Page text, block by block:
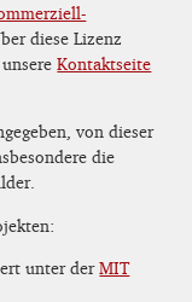
diese Lizenz
unsereKontaktseite
von dieser
die
unter derMIT